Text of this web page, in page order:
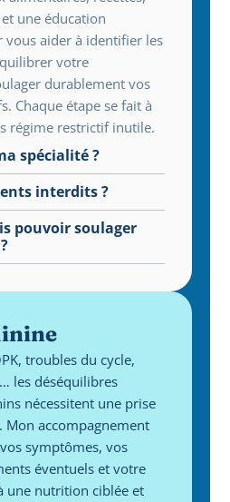
une éducation
vous aider à identifier les
votre
durablement vos
Chaque étape se fait à
régime restrictif inutile.
spécialité ?
interdits ?
pouvoir soulager
troubles du cycle,
les déséquilibres
nécessitent une prise
Mon accompagnement
symptômes, vos
éventuels et votre
une nutrition ciblée et